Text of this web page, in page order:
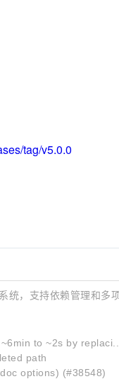
tag/v5.0.0
，支持依赖管理和多
to ~2s by replaci...
path
options) (#38548)